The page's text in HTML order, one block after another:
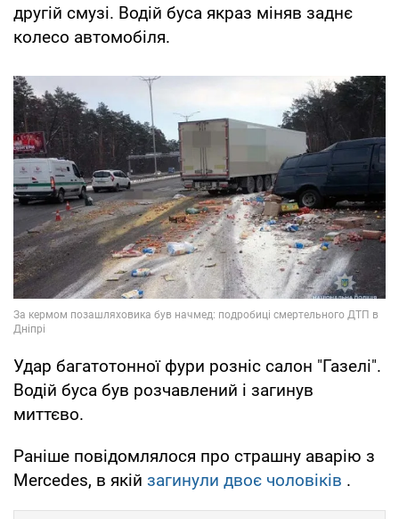
другій смузі. Водій буса якраз міняв заднє
колесо автомобіля.
Удар багатотонної фури розніс салон "Газелі".
Водій буса був розчавлений і загинув
миттєво.
Раніше повідомлялося про страшну аварію з
Mercedes, в якій загинули двоє чоловіків .